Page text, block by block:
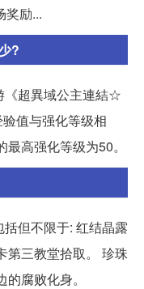
奖励...
?
《超異域公主連結☆
值与强化等级相
高强化等级为50。
但不限于: 红结晶露
第三教堂拾取。 珍珠
腐败化身。